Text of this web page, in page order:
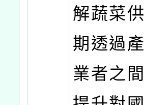
解蔬菜
期透過
業者之